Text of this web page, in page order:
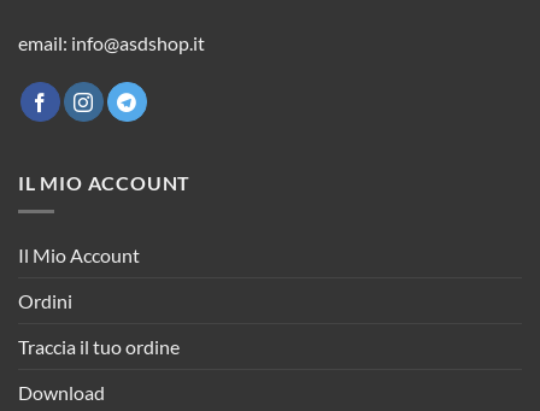
email: info@asdshop.it
IL MIO ACCOUNT
Il Mio Account
Ordini
Traccia il tuo ordine
Download